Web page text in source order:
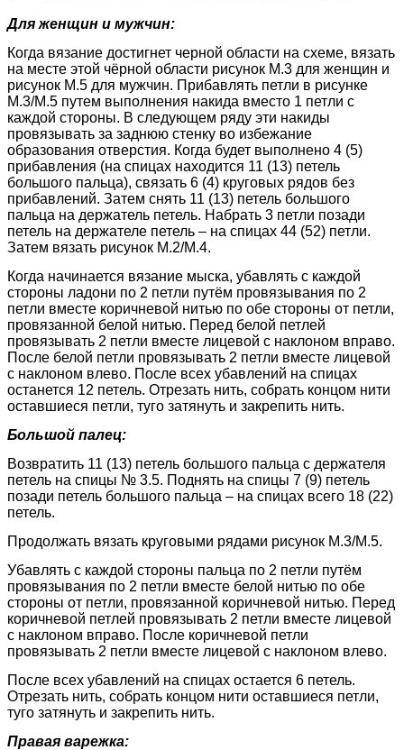
Для женщин и мужчин:
Когда вязание достигнет черной области на схеме, вязать
на месте этой чёрной области рисунок М.3 для женщин и
рисунок М.5 для мужчин. Прибавлять петли в рисунке
М.3/М.5 путем выполнения накида вместо 1 петли с
каждой стороны. В следующем ряду эти накиды
провязывать за заднюю стенку во избежание
образования отверстия. Когда будет выполнено 4 (5)
прибавления (на спицах находится 11 (13) петель
большого пальца), связать 6 (4) круговых рядов без
прибавлений. Затем снять 11 (13) петель большого
пальца на держатель петель. Набрать 3 петли позади
петель на держателе петель – на спицах 44 (52) петли.
Затем вязать рисунок М.2/М.4.
Когда начинается вязание мыска, убавлять с каждой
стороны ладони по 2 петли путём провязывания по 2
петли вместе коричневой нитью по обе стороны от петли,
провязанной белой нитью. Перед белой петлей
провязывать 2 петли вместе лицевой с наклоном вправо.
После белой петли провязывать 2 петли вместе лицевой
с наклоном влево. После всех убавлений на спицах
останется 12 петель. Отрезать нить, собрать концом нити
оставшиеся петли, туго затянуть и закрепить нить.
Большой палец:
Возвратить 11 (13) петель большого пальца с держателя
петель на спицы № 3.5. Поднять на спицы 7 (9) петель
позади петель большого пальца – на спицах всего 18 (22)
петель.
Продолжать вязать круговыми рядами рисунок М.3/М.5.
Убавлять с каждой стороны пальца по 2 петли путём
провязывания по 2 петли вместе белой нитью по обе
стороны от петли, провязанной коричневой нитью. Перед
коричневой петлей провязывать 2 петли вместе лицевой
с наклоном вправо. После коричневой петли
провязывать 2 петли вместе лицевой с наклоном влево.
После всех убавлений на спицах остается 6 петель.
Отрезать нить, собрать концом нити оставшиеся петли,
туго затянуть и закрепить нить.
Правая варежка: